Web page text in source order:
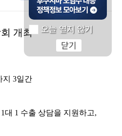
개최
지 3일간
대 1 수출 상담을 지원하고,
오늘 열지 않기
닫기